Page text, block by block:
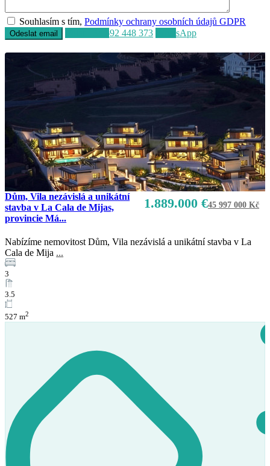
Prodej
K dispozici
Souhlasím s tím,Podmínky ochrany osobních údajů GDPR
+34 692 448 373 WhatsApp
1.889.000 €45 997 000 Kč
Dům, Vila nezávislá a unikátní
stavba v La Cala de Mijas,
provincie Má...
Nabízíme nemovitost Dům, Vila nezávislá a unikátní stavba v La
Cala de Mija ...
3
3.5
527 m2